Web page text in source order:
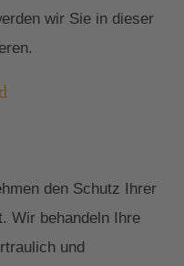
wir Sie in dieser
den Schutz Ihrer
Wir behandeln Ihre
und